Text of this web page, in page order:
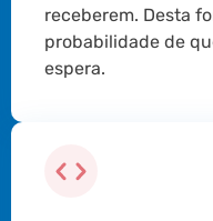
receberem. Desta
probabilidade de
espera.